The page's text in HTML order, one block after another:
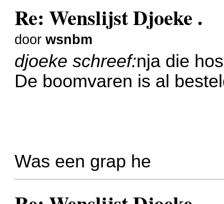
Re: Wenslijst Djoeke .
doorwsnbm
djoeke schreef:nja die
De boomvaren is al
Was een grap he